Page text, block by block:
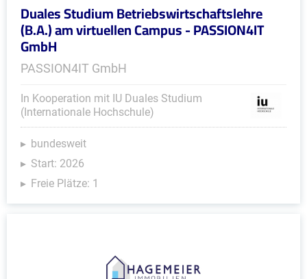
Duales Studium Betriebswirtschaftslehre
(B.A.) am virtuellen Campus - PASSION4IT
GmbH
PASSION4IT GmbH
In Kooperation mit IU Duales Studium
(Internationale Hochschule)
bundesweit
Start: 2026
Freie Plätze: 1